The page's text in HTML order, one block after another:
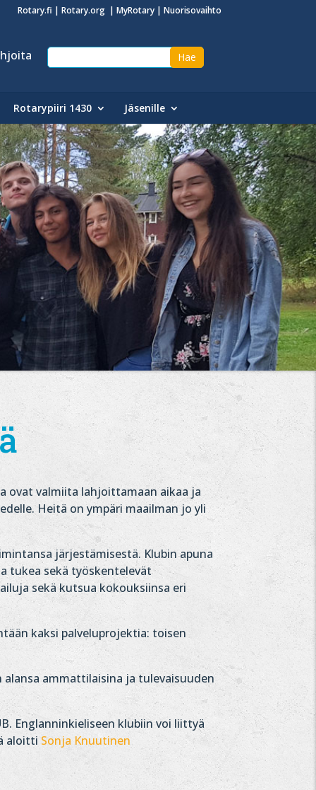
Rotary.fi | Rotary.org | MyRotary| Nuorisovaihto
Rotarypiiri 1430 Jäsenille
ovat valmiita lahjoittamaan aikaa ja
Heitä on ympäri maailman jo yli
järjestämisestä. Klubin apuna
tukea sekä työskentelevät
sekä kutsua kokouksiinsa eri
kaksi palveluprojektia: toisen
ammattilaisina ja tulevaisuuden
Englanninkieliseen klubiin voi liittyä
aloitti Sonja Knuutinen